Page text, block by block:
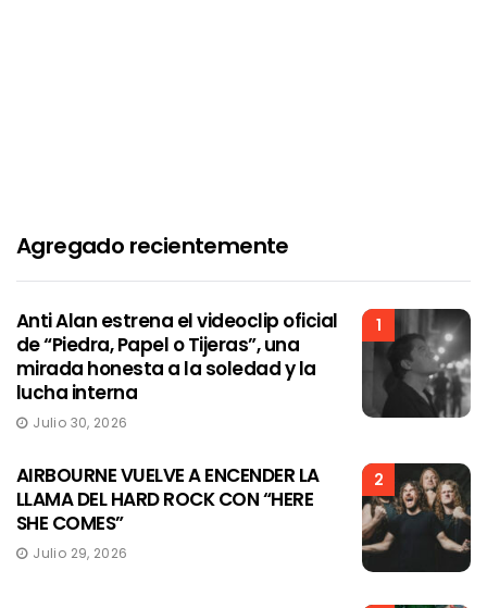
Agregado recientemente
1
Anti Alan estrena el videoclip oficial
de “Piedra, Papel o Tijeras”, una
mirada honesta a la soledad y la
lucha interna
Julio 30, 2026
2
AIRBOURNE VUELVE A ENCENDER LA
LLAMA DEL HARD ROCK CON “HERE
SHE COMES”
Julio 29, 2026